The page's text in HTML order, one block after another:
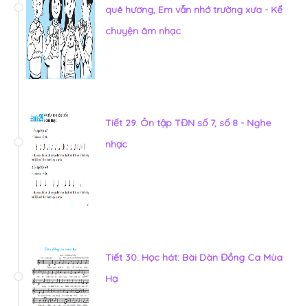
quê hương, Em vẫn nhớ trường xưa - Kể
chuyện âm nhạc
Tiết 29. Ôn tập TĐN số 7, số 8 - Nghe
nhạc
Tiết 30. Học hát: Bài Dàn Đồng Ca Mùa
Hạ